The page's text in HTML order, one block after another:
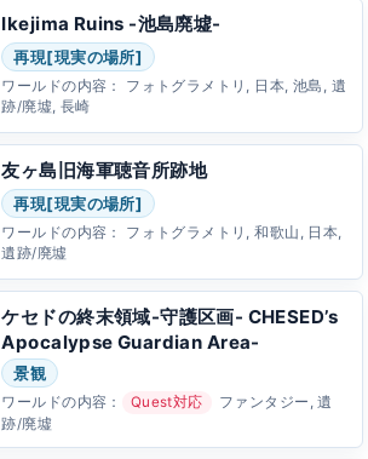
Ikejima Ruins -池島廃墟-
再現[現実の場所]
ワールドの内容：
フォトグラメトリ, 日本, 池島, 遺
跡/廃墟, 長崎
友ヶ島旧海軍聴音所跡地
再現[現実の場所]
ワールドの内容：
フォトグラメトリ, 和歌山, 日本,
遺跡/廃墟
ケセドの終末領域-守護区画- CHESED’s
Apocalypse Guardian Area-
景観
ワールドの内容： Quest対応
ファンタジー, 遺
跡/廃墟